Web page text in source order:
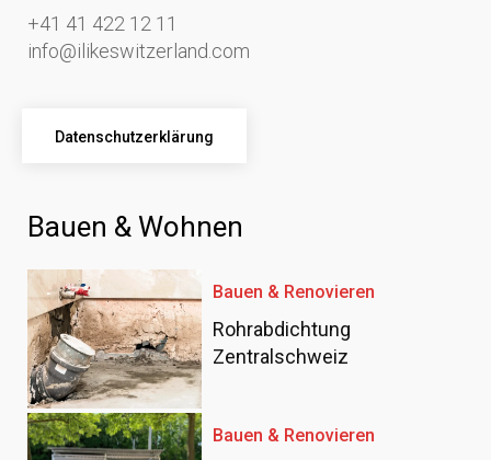
+41 41 422 12 11
info@ilikeswitzerland.com
Datenschutzerklärung
Bauen & Wohnen
Bauen & Renovieren
Rohrabdichtung
Zentralschweiz
Bauen & Renovieren